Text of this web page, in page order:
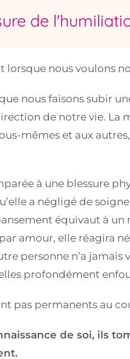
de
lorsque nous voulons
nous faisons subir
de notre vie. La
mêmes et aux
à une blessure
a négligé de
équivaut à un
amour, elle réagira
personne n’a
profondément
pas permanents au
de soi, ils